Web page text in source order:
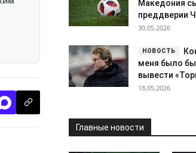
Македония
преддверии
30.05.2026
меня было
вывести
18.05.2026
Главные новости